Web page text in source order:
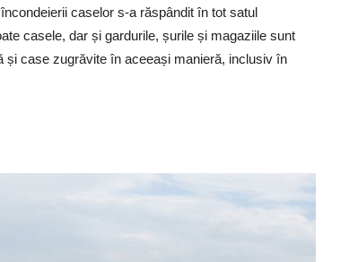
caselor s-a răspândit în tot satul
casele, dar și gardurile, șurile și magaziile sunt
case zugrăvite în aceeași manieră, inclusiv în